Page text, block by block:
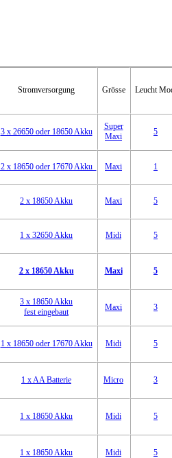
Stromversorgung Grösse Leucht
3 x 26650 oder 18650 Akku
Super
Maxi
5
2 x 18650 oder 17670 Akku Maxi 1
2 x 18650 Akku Maxi 5
1 x 32650 Akku Midi 5
2 x 18650 Akku Maxi 5
3 x 18650 Akku
fest eingebaut
Maxi 3
1 x 18650 oder 17670 Akku Midi 5
1 x AA Batterie Micro 3
1 x 18650 Akku Midi 5
1 x 18650 Akku Midi 5